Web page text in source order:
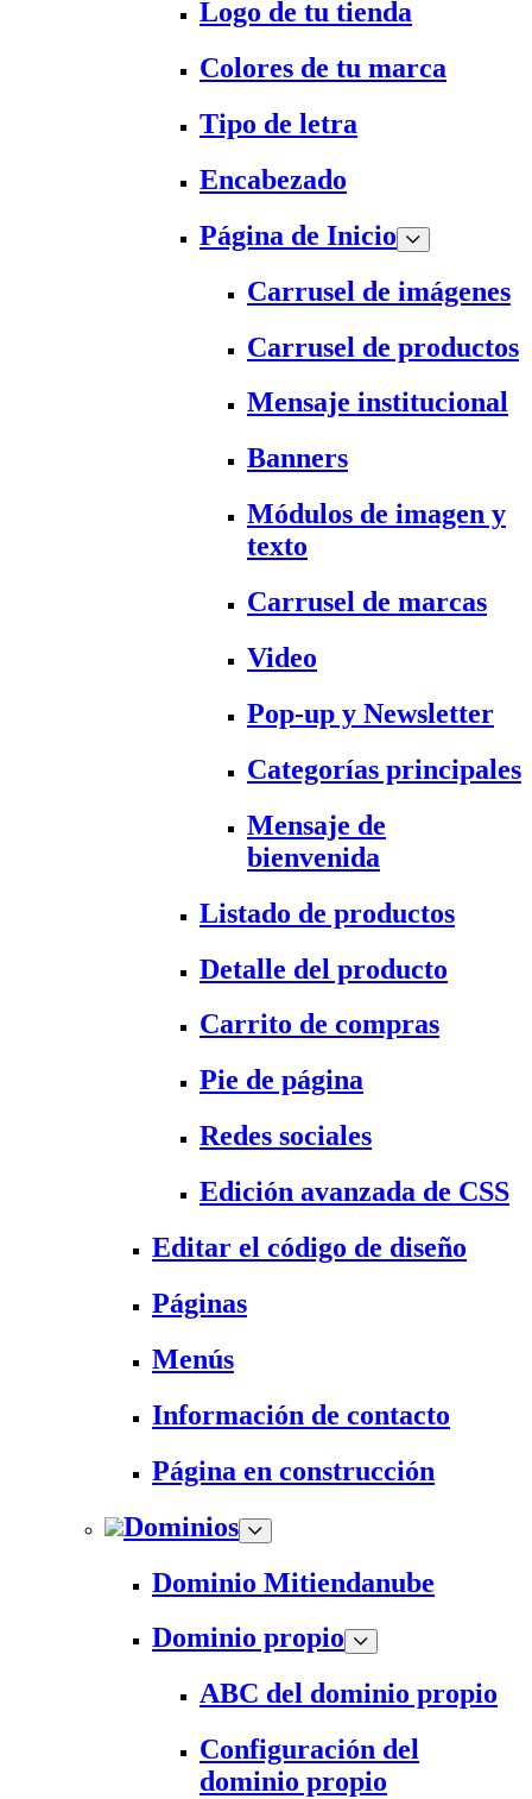
Logo de tu tienda
Colores de tu marca
Tipo de letra
Encabezado
Página de Inicio
Carrusel de imágenes
Carrusel de productos
Mensaje institucional
Banners
Módulos de imagen y
texto
Carrusel de marcas
Video
Pop-up y Newsletter
Categorías principales
Mensaje de
bienvenida
Listado de productos
Detalle del producto
Carrito de compras
Pie de página
Redes sociales
Edición avanzada de CSS
Editar el código de diseño
Páginas
Menús
Información de contacto
Página en construcción
Dominios
Dominio Mitiendanube
Dominio propio
ABC del dominio propio
Configuración del
dominio propio